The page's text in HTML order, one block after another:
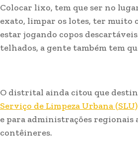
Colocar lixo, tem que ser no
exato, limpar os lotes, ter muito
estar jogando copos
telhados, a gente também tem
O distrital ainda citou que
Serviço de Limpeza Urbana (SLU)
e para administrações
contêineres.